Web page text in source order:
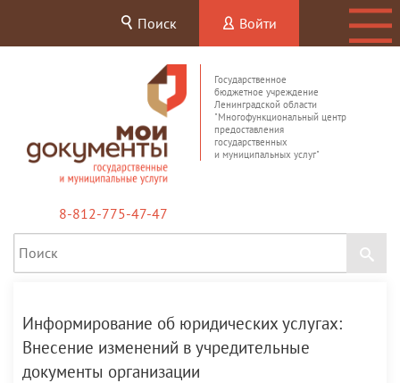
Поиск Войти
Государственное
бюджетное учреждение
Ленинградской области
"Многофункциональный центр
предоставления
государственных
и муниципальных услуг"
8-812-775-47-47
Информирование об юридических услугах:
Внесение изменений в учредительные
документы организации